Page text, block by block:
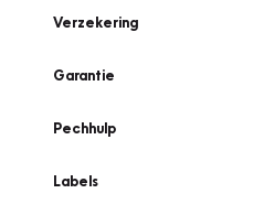
Verzekering
Garantie
Pechhulp
Labels